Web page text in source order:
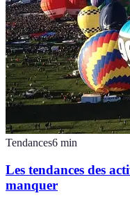
Tendances6 min
Les tendances des
manquer